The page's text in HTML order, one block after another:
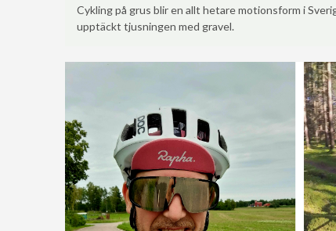
Cykling på grus blir en allt hetare motionsform i
upptäckt tjusningen med gravel.